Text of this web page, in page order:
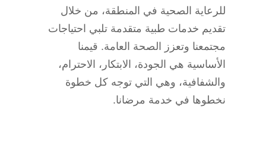
للرعاية الصحية في المنطقة، من خلال
تقديم خدمات طبية متقدمة تلبي احتياجات
مجتمعنا وتعزز الصحة العامة. قيمنا
الأساسية هي الجودة، الابتكار، الاحترام،
والشفافية، وهي التي توجه كل خطوة
نخطوها في خدمة مرضانا.